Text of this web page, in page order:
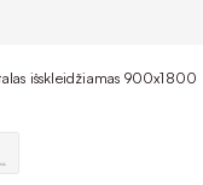
išskleidžiamas 900x1800